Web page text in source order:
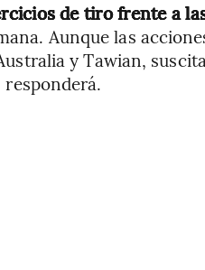
de tiro frente a
Aunque las
y Tawian,